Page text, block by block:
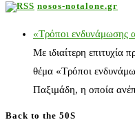
nosos-notalone.gr
«Τρόποι ενδυνάμωσης
Με ιδιαίτερη
θέμα «Τρόποι
Παξιμάδη, η οποία
Back to the 50S